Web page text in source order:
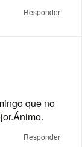
Responder
que no
Responder